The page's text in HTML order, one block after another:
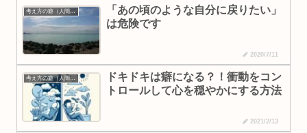
考え方の癖（人間理解・なりたい自分）
「あの頃のような自分に戻りたい」
は危険です
2020/7/11
考え方の癖（人間理解・なりたい自分）
ドキドキは癖になる？！衝動をコン
トロールして心を穏やかにする方法
2021/2/13